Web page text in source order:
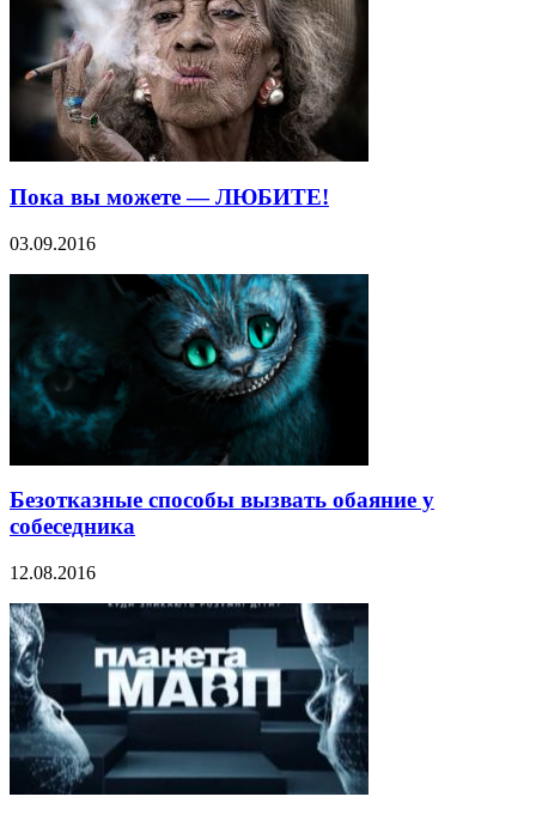
Пока вы можете — ЛЮБИТЕ!
03.09.2016
Безотказные способы вызвать обаяние у
собеседника
12.08.2016